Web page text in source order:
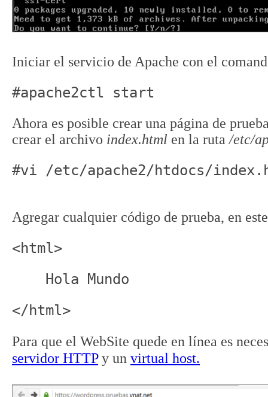
Iniciar el servicio de Apache con el
#apache2ctl start
Ahora es posible crear una página de
crear el archivo index.html en la ruta/etc/
#vi /etc/apache2/htdocs/
Agregar cualquier código de prueba, en
<html>
Hola Mundo
</html>
Para que el WebSite quede en línea es
servidor HTTPy un virtual host.